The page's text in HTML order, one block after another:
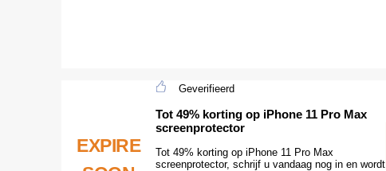
EXPIRE
Geverifieerd
Tot 49% korting op iPhone 11 Pro Max
screenprotector
Tot 49% korting op iPhone 11 Pro Max
screenprotector, schrijf u vandaag nog in en wordt